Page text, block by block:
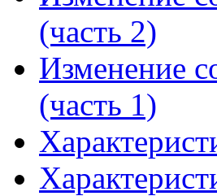
(часть 2)
Изменение
(часть 1)